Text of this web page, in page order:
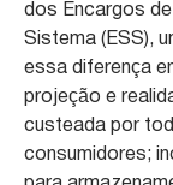
dos Encargos
Sistema (ESS),
essa diferença
projeção e
custeada por
consumidores;